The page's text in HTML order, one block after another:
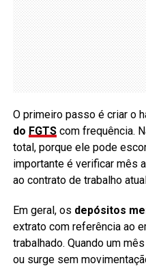
O primeiro passo é criar o
do FGTScom frequência.
total, porque ele pode
importante é verificar mês
ao contrato de trabalho
Em geral, os depósitos
extrato com referência ao
trabalhado. Quando um
ou surge sem